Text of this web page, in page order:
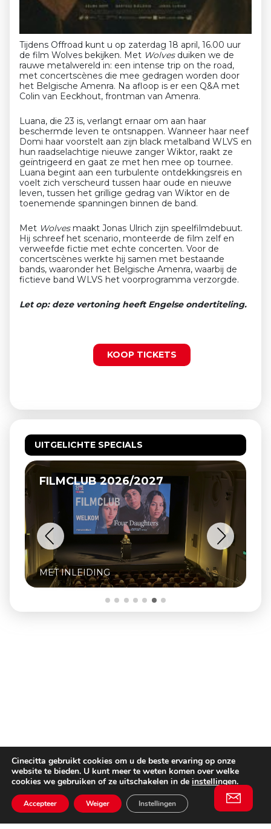
Tijdens Offroad kunt u op zaterdag 18 april, 16.00 uur
de film Wolves bekijken. Met Wolvesduiken we de
rauwe metalwereld in: een intense trip on the road,
met concertscènes die mee gedragen worden door
het Belgische Amenra. Na afloop is er een Q&A met
Colin van Eeckhout, frontman van Amenra.
Luana, die 23 is, verlangt ernaar om aan haar
beschermde leven te ontsnappen. Wanneer haar neef
Domi haar voorstelt aan zijn black metalband WLVS en
hun raadselachtige nieuwe zanger Wiktor, raakt ze
geïntrigeerd en gaat ze met hen mee op tournee.
Luana begint aan een turbulente ontdekkingsreis en
voelt zich verscheurd tussen haar oude en nieuwe
leven, tussen het grillige gedrag van Wiktor en de
toenemende spanningen binnen de band.
Met Wolvesmaakt Jonas Ulrich zijn speelfilmdebuut.
Hij schreef het scenario, monteerde de film zelf en
verweefde fictie met echte concerten. Voor de
concertscènes werkte hij samen met bestaande
bands, waaronder het Belgische Amenra, waarbij de
fictieve band WLVS het voorprogramma verzorgde.
Let op: deze vertoning heeft Engelse ondertiteling.
KOOP TICKETS
UITGELICHTE SPECIALS
2026/2027
RK
VAN BEEK
INCLUSIEF Q&A
NAAIJKENS
Cinecitta gebruikt cookies om u de beste ervaring op onze
website te bieden. U kunt meer te weten komen over welke
cookies we gebruiken of ze uitschakelen in de instellingen.
Accepteer Weiger Instellingen